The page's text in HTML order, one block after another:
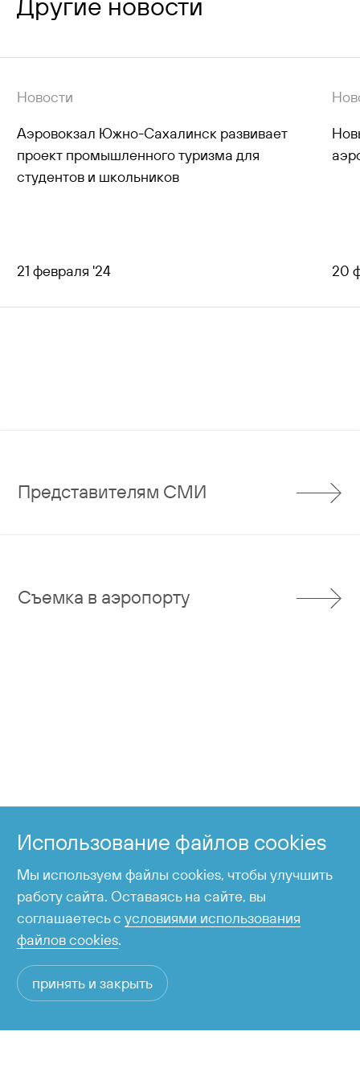
время работы с 6:00 до 23:00
Новости
Аэровокзал Южно-Сахалинск развивает
проект промышленного туризма для
студентов и школьников
21 февраля '24 20
Представителям СМИ
Съемка в аэропорту
Использование файлов cookies
Мы используем файлы cookies, чтобы улучшить
работу сайта. Оставаясь на сайте, вы
соглашаетесь сусловиями использования
файлов cookies.
принять и закрыть